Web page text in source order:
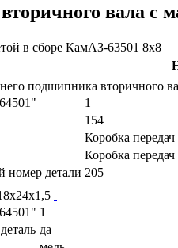
вала с
подшипника вторичного
1
154
Коробка передач
Коробка передач
номер детали 205
1
да